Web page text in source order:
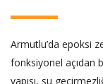
Armutlu’da epoksi
fonksiyonel açıdan
yapısı, su